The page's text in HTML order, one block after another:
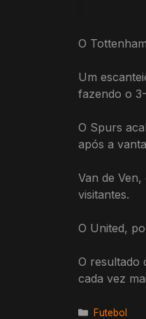
O
Um
fazendo o
O Spurs
após a
Van de
visitantes.
O United,
O resultado
cada vez
Categorias
Futebol